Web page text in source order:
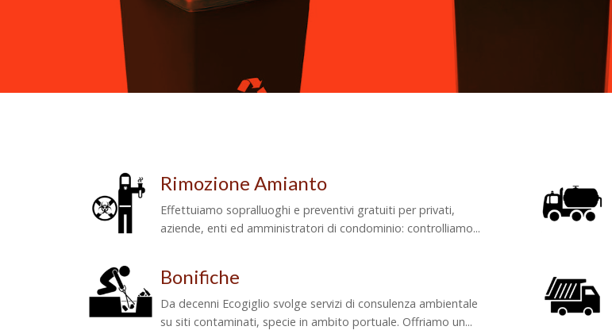
Rimozione Amianto
Effettuiamo sopralluoghi e preventivi gratuiti per privati,
aziende, enti ed amministratori di condominio: controlliamo...
Bonifiche
Da decenni Ecogiglio svolge servizi di consulenza ambientale
su siti contaminati, specie in ambito portuale. Offriamo un...